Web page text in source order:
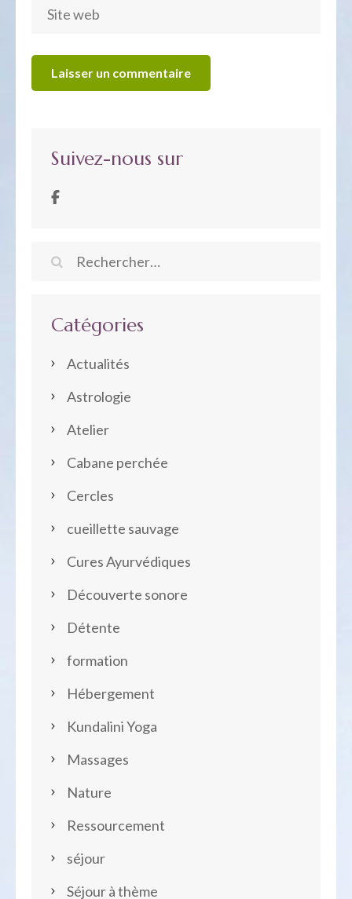
Suivez-nous sur
Rechercher :
Catégories
Actualités
Astrologie
Atelier
Cabane perchée
Cercles
cueillette sauvage
Cures Ayurvédiques
Découverte sonore
Détente
formation
Hébergement
Kundalini Yoga
Massages
Nature
Ressourcement
séjour
Séjour à thème